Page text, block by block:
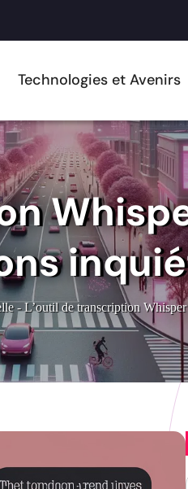
Technologies et Avenirs
- L’outil de transcription